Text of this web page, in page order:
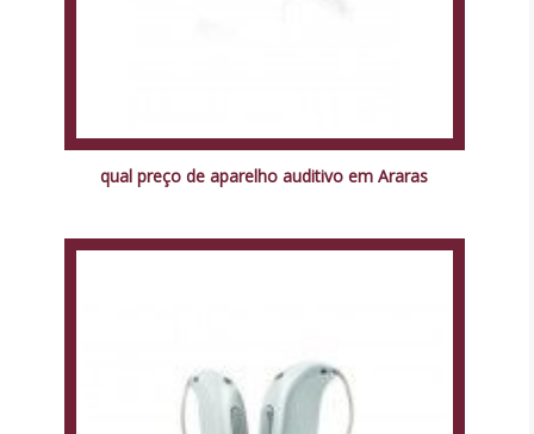
qual preço de aparelho auditivo em Araras